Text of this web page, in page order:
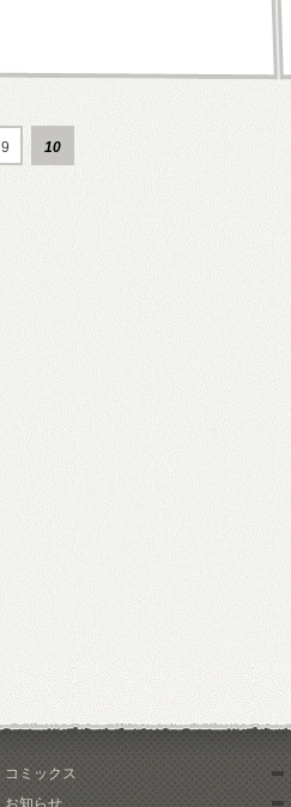
9 10
コミックス
お知らせ